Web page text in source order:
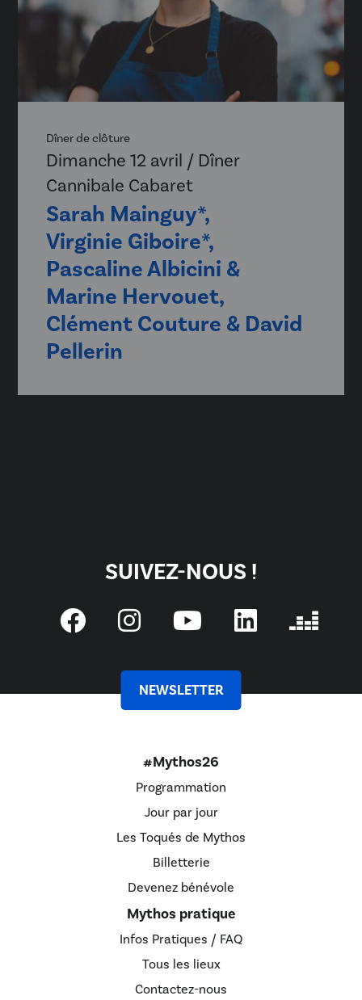
Dîner de clôture
Dimanche 12 avril / Dîner
Cannibale Cabaret
Sarah Mainguy*,
Virginie Giboire*,
Pascaline Albicini &
Marine Hervouet,
Clément Couture & David
Pellerin
SUIVEZ-NOUS !
NEWSLETTER
#Mythos26
Programmation
Jour par jour
Les Toqués de Mythos
Billetterie
Devenez bénévole
Mythos pratique
Infos Pratiques / FAQ
Tous les lieux
Contactez-nous